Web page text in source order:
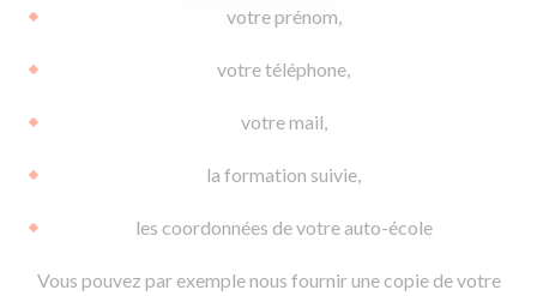
votre prénom,
votre téléphone,
votre mail,
la formation suivie,
les coordonnées de votre auto-école
Vous pouvez par exemple nous fournir une copie de votre